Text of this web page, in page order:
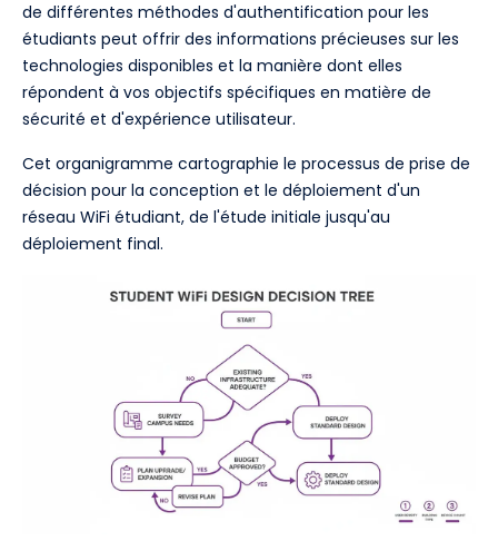
de différentes méthodes d'authentification pour les
étudiants peut offrir des informations précieuses sur les
technologies disponibles et la manière dont elles
répondent à vos objectifs spécifiques en matière de
sécurité et d'expérience utilisateur.
Cet organigramme cartographie le processus de prise de
décision pour la conception et le déploiement d'un
réseau WiFi étudiant, de l'étude initiale jusqu'au
déploiement final.